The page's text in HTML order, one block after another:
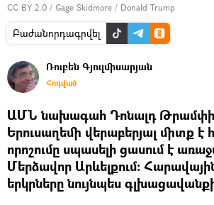
CC BY 2.0 / Gage Skidmore / Donald Trump
Բաժանորդագրվել
Ռուբեն Գյուլմիսարյան
Հոդված
ԱՄՆ նախագահ Դոնալդ Թրամփի
Երուսաղեմի վերաբերյալ միտք է
որոշումը սպասելի ցասում է
Մերձավոր Արևելքում։
երկրները նույնպես գլխացավանքի